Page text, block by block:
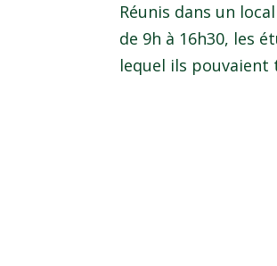
Réunis dans un
de 9h à 16h30, les
lequel ils